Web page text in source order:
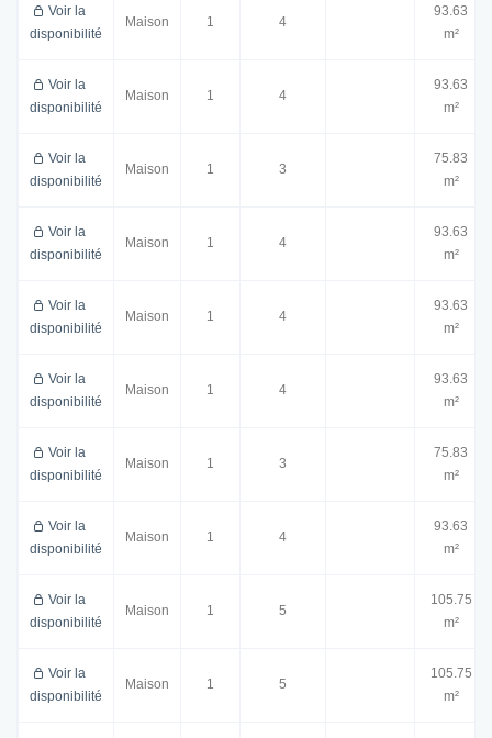
Voir la
disponibilité
Maison 1 4
93.63
m²
Voir la
disponibilité
Maison 1 4
93.63
m²
Voir la
disponibilité
Maison 1 3
75.83
m²
Voir la
disponibilité
Maison 1 4
93.63
m²
Voir la
disponibilité
Maison 1 4
93.63
m²
Voir la
disponibilité
Maison 1 4
93.63
m²
Voir la
disponibilité
Maison 1 3
75.83
m²
Voir la
disponibilité
Maison 1 4
93.63
m²
Voir la
disponibilité
Maison 1 5
105.75
m²
Voir la
disponibilité
Maison 1 5
105.75
m²